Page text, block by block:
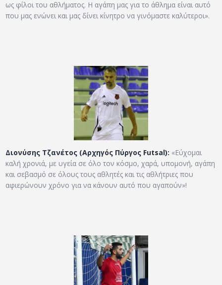
ως φίλοι του αθλήματος. Η αγάπη μας για το άθλημα είναι αυτό
που μας ενώνει και μας δίνει κίνητρο να γινόμαστε καλύτεροι».
Διονύσης Τζανέτος (Αρχηγός Πύργος Futsal): «Εύχομαι
καλή χρονιά, με υγεία σε όλο τον κόσμο, χαρά, υπομονή, αγάπη
και σεβασμό σε όλους τους αθλητές και τις αθλήτριες που
αφιερώνουν χρόνο για να κάνουν αυτό που αγαπούν»!